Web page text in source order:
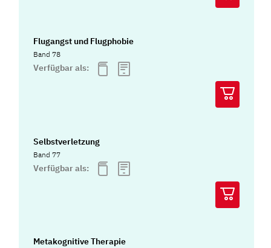
Flugangst und Flugphobie
Band 78
Verfügbar als:
Selbstverletzung
Band 77
Verfügbar als:
Metakognitive Therapie